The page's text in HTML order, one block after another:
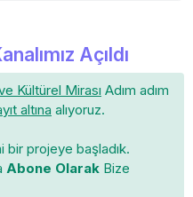
Açıldı
Kültürel Mirası Adım adım
altına alıyoruz.
bir projeye başladık.
Abone Olarak Bize